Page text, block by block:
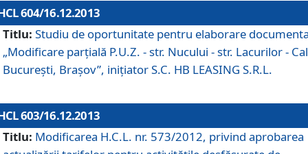
604/16.12.2013
Titlu: Studiu de oportunitate pentru elaborare
„Modificare parţială P.U.Z. - str. Nucului - str. Lacurilor -
Bucureşti, Braşov”, iniţiator S.C. HB LEASING S.R.L.
603/16.12.2013
Titlu: Modificarea H.C.L. nr. 573/2012, privind aprobarea